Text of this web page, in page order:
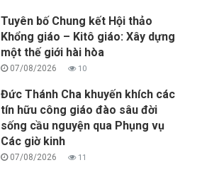
Tuyên bố Chung kết Hội thảo
Khổng giáo – Kitô giáo: Xây dựng
một thế giới hài hòa
07/08/2026 10
Đức Thánh Cha khuyến khích các
tín hữu công giáo đào sâu đời
sống cầu nguyện qua Phụng vụ
Các giờ kinh
07/08/2026 11